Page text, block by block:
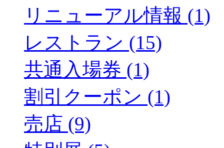
リニューアル情報 (1)
レストラン (15)
共通入場券 (1)
割引クーポン (1)
売店 (9)